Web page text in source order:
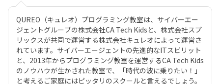
QUREO（キュレオ）プログラミング教室は、サイバーエー
ジェントグループの株式会社CA Tech Kidsと、株式会社スプ
リックスが共同で運営する株式会社キュレオによって運営さ
れています。サイバーエージェントの先進的なITスピリット
と、2013年からプログラミング教室を運営するCA Tech Kids
のノウハウが生かされた教室で、「時代の波に乗りたい！」
と考えるご家庭にはピッタリのスクールと言えるでしょう。